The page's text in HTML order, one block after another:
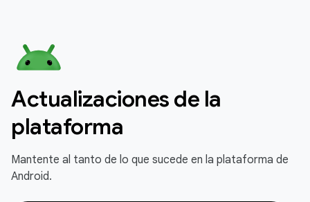
Actualizaciones de la
plataforma
Mantente al tanto de lo que sucede en la plataforma de
Android.